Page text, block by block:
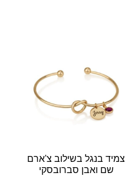
צמיד בנגל בשילוב צ'ארם
שם ואבן סברובסקי